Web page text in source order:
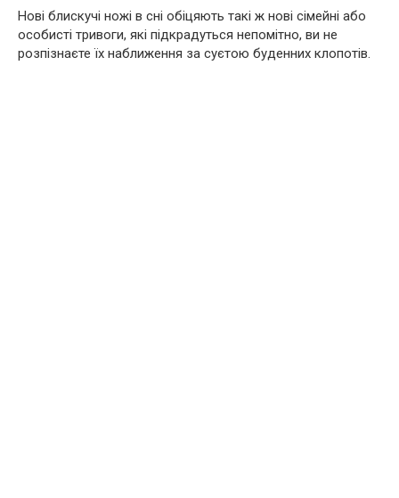
Нові блискучі ножі в сні обіцяють такі ж нові сімейні або
особисті тривоги, які підкрадуться непомітно, ви не
розпізнаєте їх наближення за суєтою буденних клопотів.